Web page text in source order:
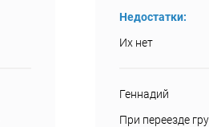
Недостатки:
Их нет
Геннадий
При переезде